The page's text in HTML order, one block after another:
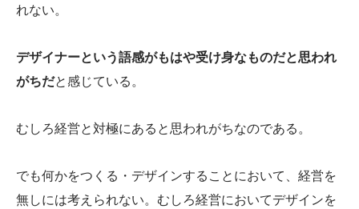
れない。
デザイナーという語感がもはや受け身なものだと思われ
がちだと感じている。
むしろ経営と対極にあると思われがちなのである。
でも何かをつくる・デザインすることにおいて、経営を
無しには考えられない。むしろ経営においてデザインを